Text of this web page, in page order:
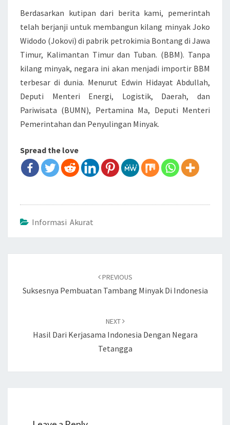
Berdasarkan kutipan dari berita kami, pemerintah
telah berjanji untuk membangun kilang minyak Joko
Widodo (Jokovi) di pabrik petrokimia Bontang di Jawa
Timur, Kalimantan Timur dan Tuban. (BBM). Tanpa
kilang minyak, negara ini akan menjadi importir BBM
terbesar di dunia. Menurut Edwin Hidayat Abdullah,
Deputi Menteri Energi, Logistik, Daerah, dan
Pariwisata (BUMN), Pertamina Ma, Deputi Menteri
Pemerintahan dan Penyulingan Minyak.
Spread the love
Informasi Akurat
PREVIOUS
Suksesnya Pembuatan Tambang Minyak Di Indonesia
NEXT
Hasil Dari Kerjasama Indonesia Dengan Negara
Tetangga